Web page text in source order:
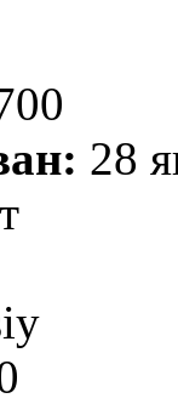
28